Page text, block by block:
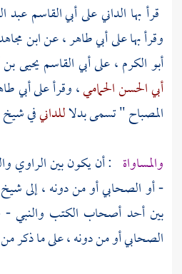
قرأ بها الدانيعلىأبي القاسم عبد
وقرأ بها علىأبي طاهر ،عنابن
أبو الكرم، علىأبي القاسم يحيى
أبي الحسن الحمامي، وقرأ علىأبي
المصباح " تسمى بدلاللدانيفي
والمساواة : أن يكون بين الراوي
- أو الصحابي أو من دونه ، إلى
بين أحد أصحاب الكتب والنبي -
الصحابي أو من دونه ، على ما ذكر